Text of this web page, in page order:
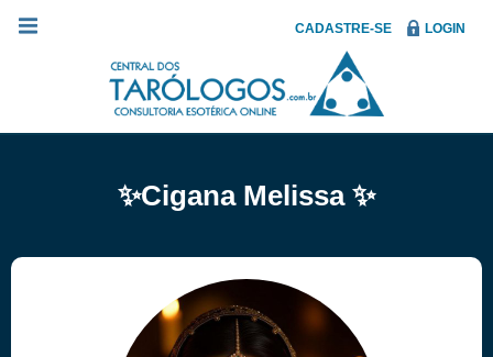
CADASTRE-SE LOGIN
✨Cigana Melissa ✨